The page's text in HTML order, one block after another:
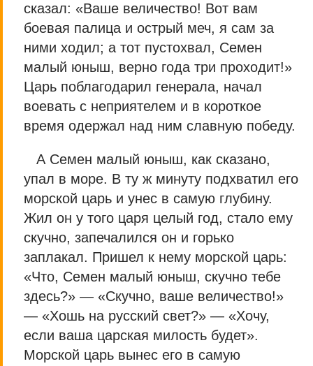
сказал: «Ваше величество! Вот вам
боевая палица и острый меч, я сам за
ними ходил; а тот пустохвал, Семен
малый юныш, верно года три проходит!»
Царь поблагодарил генерала, начал
воевать с неприятелем и в короткое
время одержал над ним славную победу.
А Семен малый юныш, как сказано,
упал в море. В ту ж минуту подхватил его
морской царь и унес в самую глубину.
Жил он у того царя целый год, стало ему
скучно, запечалился он и горько
заплакал. Пришел к нему морской царь:
«Что, Семен малый юныш, скучно тебе
здесь?» — «Скучно, ваше величество!»
— «Хошь на русский свет?» — «Хочу,
если ваша царская милость будет».
Морской царь вынес его в самую